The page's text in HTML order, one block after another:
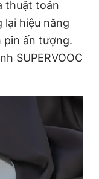
thuật toán
lại hiệu năng
pin ấn tượng.
SUPERVOOC